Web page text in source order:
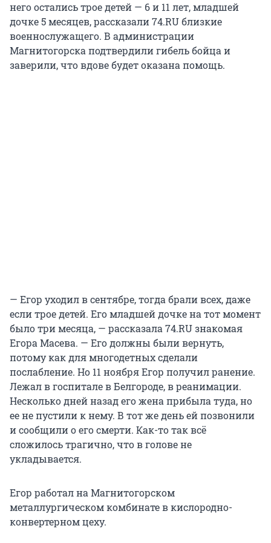
него остались трое детей — 6 и 11 лет, младшей
дочке 5 месяцев, рассказали 74.RU близкие
военнослужащего. В администрации
Магнитогорска подтвердили гибель бойца и
заверили, что вдове будет оказана помощь.
— Егор уходил в сентябре, тогда брали всех, даже
если трое детей. Его младшей дочке на тот момент
было три месяца, — рассказала 74.RU знакомая
Егора Масева. — Его должны были вернуть,
потому как для многодетных сделали
послабление. Но 11 ноября Егор получил ранение.
Лежал в госпитале в Белгороде, в реанимации.
Несколько дней назад его жена прибыла туда, но
ее не пустили к нему. В тот же день ей позвонили
и сообщили о его смерти. Как-то так всё
сложилось трагично, что в голове не
укладывается.
Егор работал на Магнитогорском
металлургическом комбинате в кислородно-
конвертерном цеху.